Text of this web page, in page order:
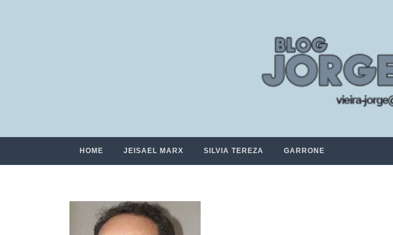
HOME JEISAEL MARX SILVIA TEREZA GARRONE